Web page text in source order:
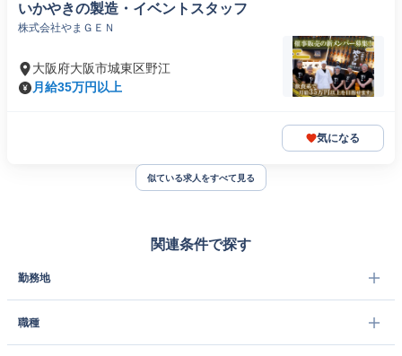
いかやきの製造・イベントスタッフ
株式会社やまＧＥＮ
大阪府大阪市城東区野江
月給35万円以上
気になる
似ている求人をすべて見る
関連条件で探す
勤務地
職種